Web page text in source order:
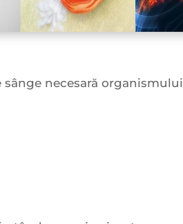
necesară organismului